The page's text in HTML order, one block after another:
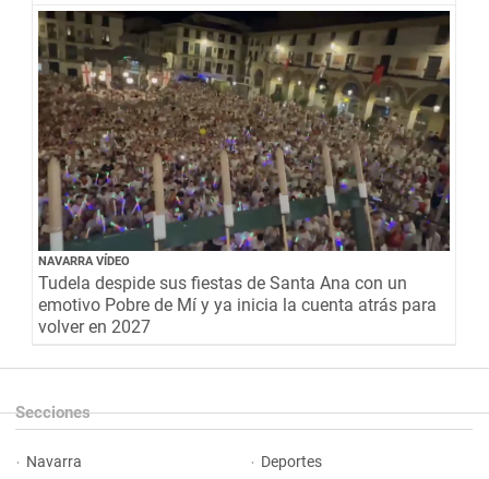
NAVARRA VÍDEO
Tudela despide sus fiestas de Santa Ana con un
emotivo Pobre de Mí y ya inicia la cuenta atrás para
volver en 2027
Secciones
Navarra Deportes